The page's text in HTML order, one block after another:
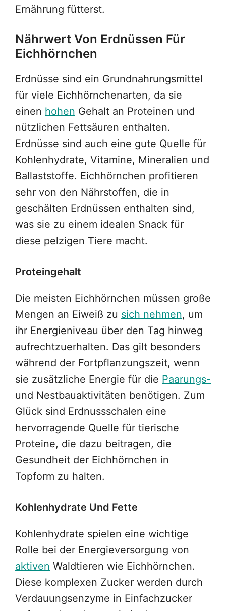
Ernährung fütterst.
Nährwert Von Erdnüssen Für
Eichhörnchen
Erdnüsse sind ein Grundnahrungsmittel
für viele Eichhörnchenarten, da sie
einen hohen Gehalt an Proteinen und
nützlichen Fettsäuren enthalten.
Erdnüsse sind auch eine gute Quelle für
Kohlenhydrate, Vitamine, Mineralien und
Ballaststoffe. Eichhörnchen profitieren
sehr von den Nährstoffen, die in
geschälten Erdnüssen enthalten sind,
was sie zu einem idealen Snack für
diese pelzigen Tiere macht.
Proteingehalt
Die meisten Eichhörnchen müssen große
Mengen an Eiweiß zu sich nehmen, um
ihr Energieniveau über den Tag hinweg
aufrechtzuerhalten. Das gilt besonders
während der Fortpflanzungszeit, wenn
sie zusätzliche Energie für die Paarungs-
und Nestbauaktivitäten benötigen. Zum
Glück sind Erdnussschalen eine
hervorragende Quelle für tierische
Proteine, die dazu beitragen, die
Gesundheit der Eichhörnchen in
Topform zu halten.
Kohlenhydrate Und Fette
Kohlenhydrate spielen eine wichtige
Rolle bei der Energieversorgung von
aktiven Waldtieren wie Eichhörnchen.
Diese komplexen Zucker werden durch
Verdauungsenzyme in Einfachzucker